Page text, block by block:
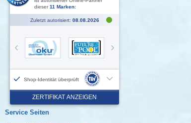
Service Seiten